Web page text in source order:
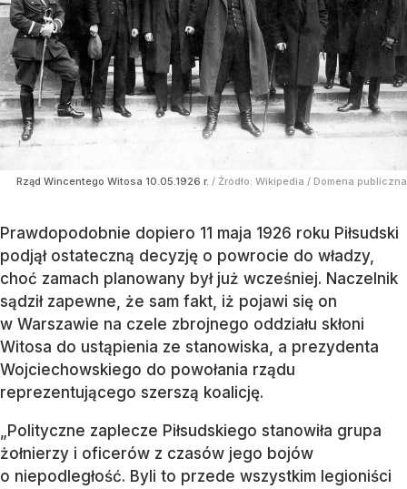
Rząd Wincentego Witosa 10.05.1926 r. / Źródło: Wikipedia / Domena publiczna
Prawdopodobnie dopiero 11 maja 1926 roku Piłsudski
podjął ostateczną decyzję o powrocie do władzy,
choć zamach planowany był już wcześniej. Naczelnik
sądził zapewne, że sam fakt, iż pojawi się on
w Warszawie na czele zbrojnego oddziału skłoni
Witosa do ustąpienia ze stanowiska, a prezydenta
Wojciechowskiego do powołania rządu
reprezentującego szerszą koalicję.
„Polityczne zaplecze Piłsudskiego stanowiła grupa
żołnierzy i oficerów z czasów jego bojów
o niepodległość. Byli to przede wszystkim legioniści